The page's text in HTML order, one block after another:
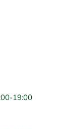
19:00